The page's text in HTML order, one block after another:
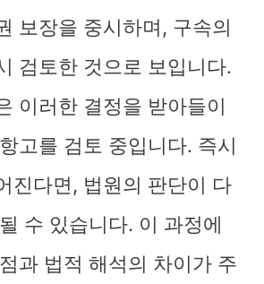
보장을 중시하며, 구속의
검토한 것으로 보입니다.
이러한 결정을 받아들이
고를 검토 중입니다. 즉시
진다면, 법원의 판단이 다
수 있습니다. 이 과정에
과 법적 해석의 차이가 주